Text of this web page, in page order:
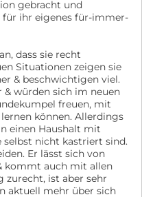
gebracht und
für ihr eigenes für-immer-
dass sie recht
Situationen zeigen sie
& beschwichtigen viel.
& würden sich im neuen
freuen, mit
können. Allerdings
einen Haushalt mit
nicht kastriert sind.
Er lässt sich von
kommt auch mit allen
zurecht, ist aber sehr
aktuell mehr über sich